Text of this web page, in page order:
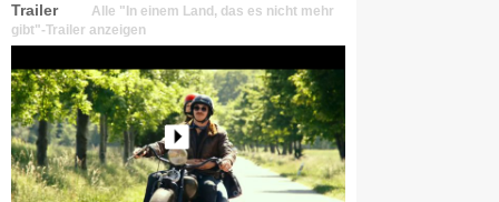
Trailer
Alle "In einem Land, das es nicht mehr
gibt"-Trailer anzeigen